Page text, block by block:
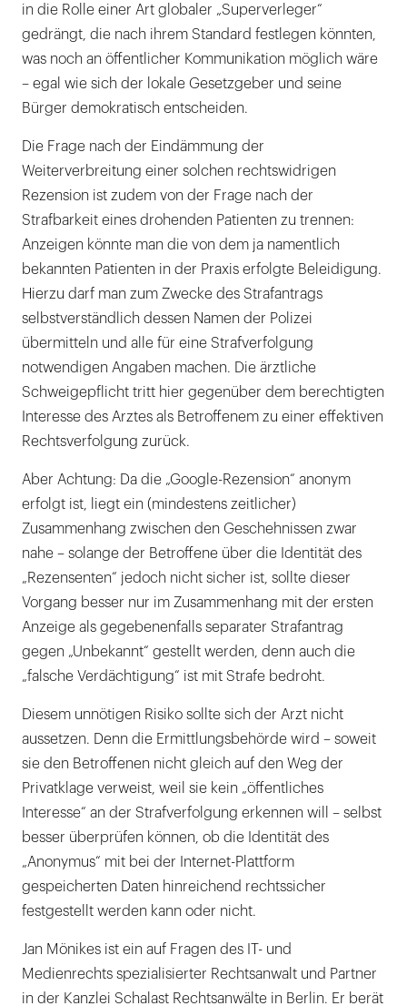
in die Rolle einer Art globaler „Superverleger“
gedrängt, die nach ihrem Standard festlegen könnten,
was noch an öffentlicher Kommunikation möglich wäre
– egal wie sich der lokale Gesetzgeber und seine
Bürger demokratisch entscheiden.
Die Frage nach der Eindämmung der
Weiterverbreitung einer solchen rechtswidrigen
Rezension ist zudem von der Frage nach der
Strafbarkeit eines drohenden Patienten zu trennen:
Anzeigen könnte man die von dem ja namentlich
bekannten Patienten in der Praxis erfolgte Beleidigung.
Hierzu darf man zum Zwecke des Strafantrags
selbstverständlich dessen Namen der Polizei
übermitteln und alle für eine Strafverfolgung
notwendigen Angaben machen. Die ärztliche
Schweigepflicht tritt hier gegenüber dem berechtigten
Interesse des Arztes als Betroffenem zu einer effektiven
Rechtsverfolgung zurück.
Aber Achtung: Da die „Google-Rezension“ anonym
erfolgt ist, liegt ein (mindestens zeitlicher)
Zusammenhang zwischen den Geschehnissen zwar
nahe – solange der Betroffene über die Identität des
„Rezensenten“ jedoch nicht sicher ist, sollte dieser
Vorgang besser nur im Zusammenhang mit der ersten
Anzeige als gegebenenfalls separater Strafantrag
gegen „Unbekannt“ gestellt werden, denn auch die
„falsche Verdächtigung“ ist mit Strafe bedroht.
Diesem unnötigen Risiko sollte sich der Arzt nicht
aussetzen. Denn die Ermittlungsbehörde wird – soweit
sie den Betroffenen nicht gleich auf den Weg der
Privatklage verweist, weil sie kein „öffentliches
Interesse“ an der Strafverfolgung erkennen will – selbst
besser überprüfen können, ob die Identität des
„Anonymus“ mit bei der Internet-Plattform
gespeicherten Daten hinreichend rechtssicher
festgestellt werden kann oder nicht.
Jan Mönikes ist ein auf Fragen des IT- und
Medienrechts spezialisierter Rechtsanwalt und Partner
in der Kanzlei Schalast Rechtsanwälte in Berlin. Er berät